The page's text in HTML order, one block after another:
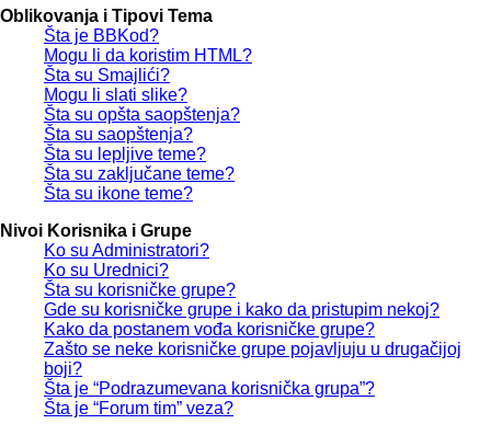
Oblikovanja i Tipovi Tema
Šta je BBKod?
Mogu li da koristim HTML?
Šta su Smajlići?
Mogu li slati slike?
Šta su opšta saopštenja?
Šta su saopštenja?
Šta su lepljive teme?
Šta su zaključane teme?
Šta su ikone teme?
Nivoi Korisnika i Grupe
Ko su Administratori?
Ko su Urednici?
Šta su korisničke grupe?
Gde su korisničke grupe i kako da pristupim nekoj?
Kako da postanem vođa korisničke grupe?
Zašto se neke korisničke grupe pojavljuju u drugačijoj
boji?
Šta je “Podrazumevana korisnička grupa”?
Šta je “Forum tim” veza?